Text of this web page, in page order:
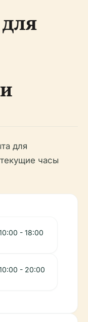
для
часы
- 18:00
- 20:00